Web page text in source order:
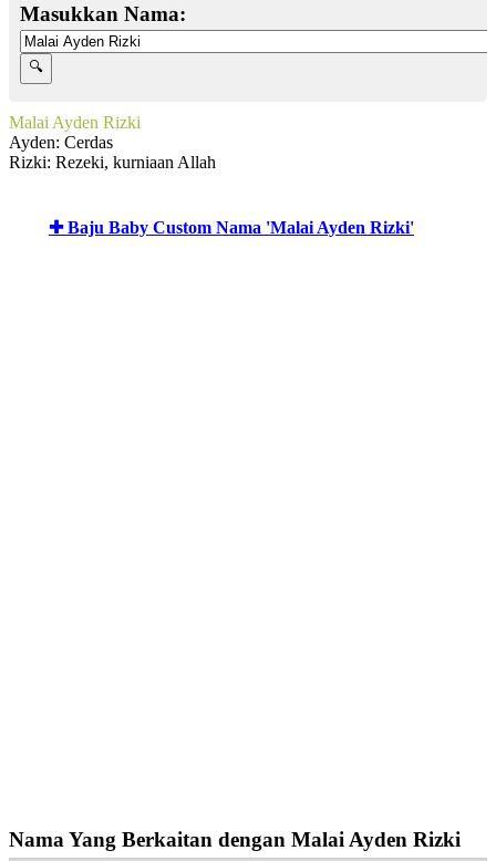
Masukkan Nama:
Malai Ayden Rizki
Ayden: Cerdas
Rizki: Rezeki, kurniaan Allah
✚ Baju Baby Custom Nama 'Malai Ayden Rizki'
Nama Yang Berkaitan dengan Malai Ayden Rizki